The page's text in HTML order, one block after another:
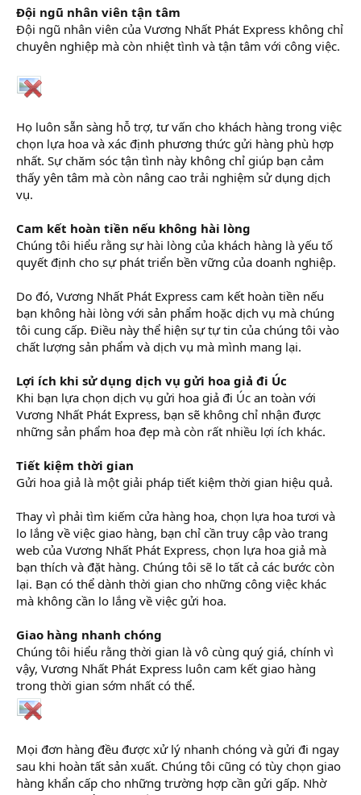
Đội ngũ nhân viên tận tâm
Đội ngũ nhân viên của Vương Nhất Phát Express không chỉ
chuyên nghiệp mà còn nhiệt tình và tận tâm với công việc.
Họ luôn sẵn sàng hỗ trợ, tư vấn cho khách hàng trong việc
chọn lựa hoa và xác định phương thức gửi hàng phù hợp
nhất. Sự chăm sóc tận tình này không chỉ giúp bạn cảm
thấy yên tâm mà còn nâng cao trải nghiệm sử dụng dịch
vụ.
Cam kết hoàn tiền nếu không hài lòng
Chúng tôi hiểu rằng sự hài lòng của khách hàng là yếu tố
quyết định cho sự phát triển bền vững của doanh nghiệp.
Do đó, Vương Nhất Phát Express cam kết hoàn tiền nếu
bạn không hài lòng với sản phẩm hoặc dịch vụ mà chúng
tôi cung cấp. Điều này thể hiện sự tự tin của chúng tôi vào
chất lượng sản phẩm và dịch vụ mà mình mang lại.
Lợi ích khi sử dụng dịch vụ gửi hoa giả đi Úc
Khi bạn lựa chọn dịch vụ gửi hoa giả đi Úc an toàn với
Vương Nhất Phát Express, bạn sẽ không chỉ nhận được
những sản phẩm hoa đẹp mà còn rất nhiều lợi ích khác.
Tiết kiệm thời gian
Gửi hoa giả là một giải pháp tiết kiệm thời gian hiệu quả.
Thay vì phải tìm kiếm cửa hàng hoa, chọn lựa hoa tươi và
lo lắng về việc giao hàng, bạn chỉ cần truy cập vào trang
web của Vương Nhất Phát Express, chọn lựa hoa giả mà
bạn thích và đặt hàng. Chúng tôi sẽ lo tất cả các bước còn
lại. Bạn có thể dành thời gian cho những công việc khác
mà không cần lo lắng về việc gửi hoa.
Giao hàng nhanh chóng
Chúng tôi hiểu rằng thời gian là vô cùng quý giá, chính vì
vậy, Vương Nhất Phát Express luôn cam kết giao hàng
trong thời gian sớm nhất có thể.
Mọi đơn hàng đều được xử lý nhanh chóng và gửi đi ngay
sau khi hoàn tất sản xuất. Chúng tôi cũng có tùy chọn giao
hàng khẩn cấp cho những trường hợp cần gửi gấp. Nhờ